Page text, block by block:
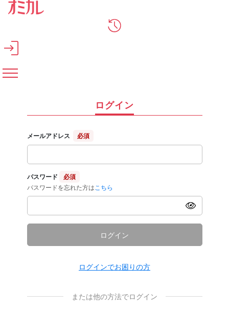
メインコンテンツへスキップ
ログイン
メールアドレス 必須
パスワード
必須
パスワードを忘れた方は こちら
ログイン
ログインでお困りの方
または他の方法でログイン